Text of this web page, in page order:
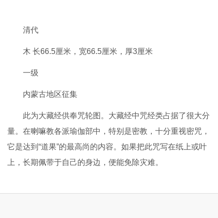
清代
木 长66.5厘米，宽66.5厘米，厚3厘米
一级
内蒙古地区征集
此为大藏经供奉咒轮图。大藏经中咒经类占据了很大分
量。在喇嘛教各派瑜伽部中，特别是密教，十分重视密咒，
它是达到“道果”的最高尚的内容。如果把此咒写在纸上或叶
上，长期佩带于自己的身边，便能免除灾难。